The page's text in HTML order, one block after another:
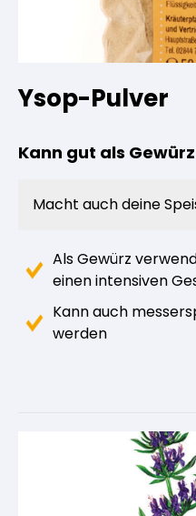
Ysop-Pulver
Kann gut als
Macht auch deine
Als Gewürz
einen intensiven
Kann auch
werden